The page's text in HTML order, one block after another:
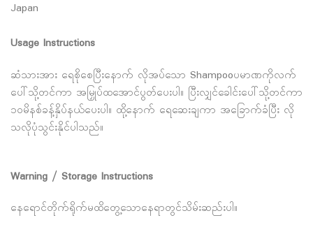
Japan
Usage Instructions
ဆံသားအား ရေစိုစေပြီးနောက် လိုအပ်သော Shampooပမာဏကိုလက်
ပေါ်သို့တင်ကာ အမြှုပ်ထအောင်ပွတ်ပေးပါ။ ပြီးလျှင်ခေါင်းပေါ်သို့တင်ကာ
၁၀မိနစ်ခန့်နှိပ်နယ်ပေးပါ။ ထို့နောက် ရေဆေးချကာ အခြောက်ခံပြီး လို
သလိုပုံသွင်းနိုင်ပါသည်။
Warning / Storage Instructions
နေရောင်တိုက်ရိုက်မထိတွေ့သောနေရာတွင်သိမ်းဆည်းပါ။